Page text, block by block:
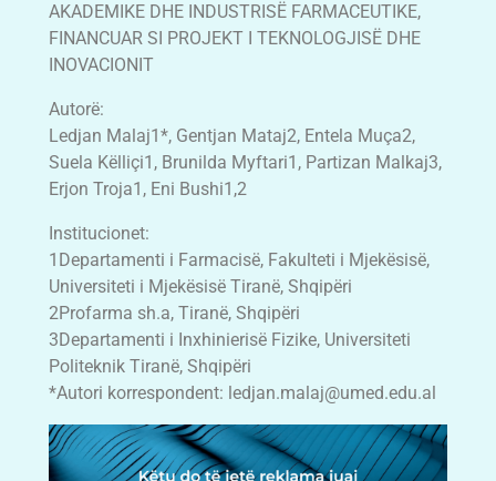
AKADEMIKE DHE INDUSTRISË FARMACEUTIKE,
FINANCUAR SI PROJEKT I TEKNOLOGJISË DHE
INOVACIONIT
Autorë:
Ledjan Malaj1*, Gentjan Mataj2, Entela Muça2,
Suela Këlliçi1, Brunilda Myftari1, Partizan Malkaj3,
Erjon Troja1, Eni Bushi1,2
Institucionet:
1Departamenti i Farmacisë, Fakulteti i Mjekësisë,
Universiteti i Mjekësisë Tiranë, Shqipëri
2Profarma sh.a, Tiranë, Shqipëri
3Departamenti i Inxhinierisë Fizike, Universiteti
Politeknik Tiranë, Shqipëri
*Autori korrespondent: ledjan.malaj@umed.edu.al